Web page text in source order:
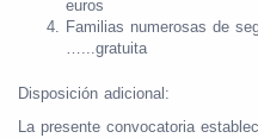
euros
Familias numerosas de
…...gratuita
Disposición adicional:
La presente convocatoria